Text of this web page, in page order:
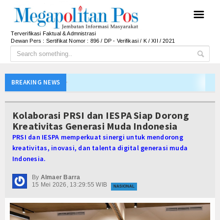
☰
Terverifikasi Faktual & Admnistrasi
Dewan Pers : Sertifikat Nomor : 896 / DP - Verifikasi / K / XII / 2021
BREAKING NEWS
Ateng Sutisna Satukan Ribuan Bobotoh, Nobar
SIAL Food & Drinks Indonesia 2026 Perkuat
Kapolres Majalengka Ajak Bobotoh Junjung
PTPN I Ubah Aset Jadi Mesin Pertumbuhan,
Interupsi PDIP Warnai Paripurna APBD
Bupati Majalengka Beberkan Hasil Paripurna
Kolaborasi PRSI dan IESPA Siap Dorong
Kreativitas Generasi Muda Indonesia
PRSI dan IESPA memperkuat sinergi untuk mendorong
kreativitas, inovasi, dan talenta digital generasi muda
Indonesia.
By Almaer Barra
15 Mei 2026, 13:29:55 WIB
NASIONAL